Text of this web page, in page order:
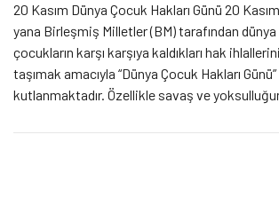
20 Kasım Dünya Çocuk Hakları Günü 20
yana Birleşmiş Milletler (BM) tarafından
çocukların karşı karşıya kaldıkları hak
taşımak amacıyla “Dünya Çocuk Hakları
kutlanmaktadır. Özellikle savaş ve
koşullarını iyileştirmek için 20 Kasım 1989